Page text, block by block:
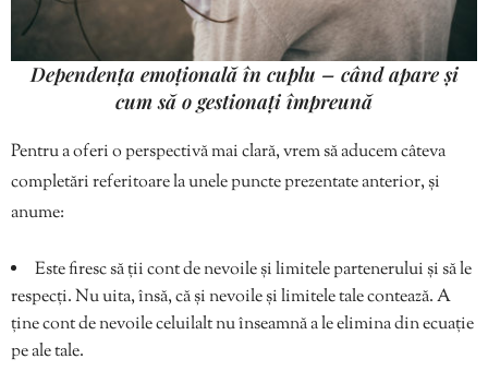
Dependența emoțională în cuplu – când apare și
cum să o gestionați împreună
Pentru a oferi o perspectivă mai clară, vrem să aducem câteva
completări referitoare la unele puncte prezentate anterior, și
anume:
Este firesc să ții cont de nevoile și limitele partenerului și să le
respecți. Nu uita, însă, că și nevoile și limitele tale contează. A
ține cont de nevoile celuilalt nu înseamnă a le elimina din ecuație
pe ale tale.